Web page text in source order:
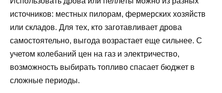
источников: местных пилорам, фермерских хозяйств
или складов. Для тех, кто заготавливает дрова
самостоятельно, выгода возрастает еще сильнее. С
учетом колебаний цен на газ и электричество,
возможность выбирать топливо спасает бюджет в
сложные периоды.